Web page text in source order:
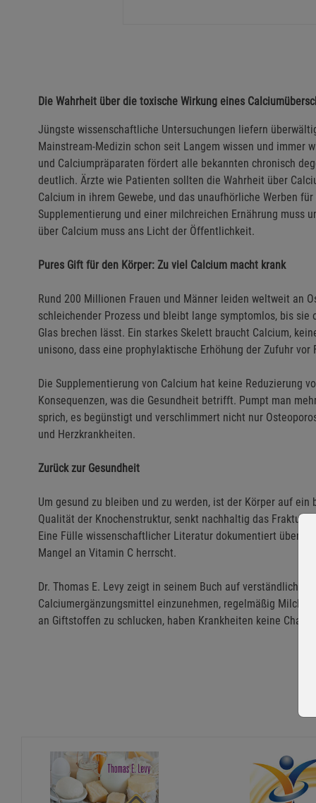
Die Wahrheit über die toxische Wirkung eines
Jüngste wissenschaftliche Untersuchungen liefern
Mainstream-Medizin schon seit Langem wissen und immer
und Calciumpräparaten fördert alle bekannten chronisch
deutlich. Ärzte wie Patienten sollten die Wahrheit über
Calcium in ihrem Gewebe, und das unaufhörliche Werben
Supplementierung und einer milchreichen Ernährung muss
über Calcium muss ans Licht der Öffentlichkeit.
Pures Gift für den Körper: Zu viel Calcium macht krank
Rund 200 Millionen Frauen und Männer leiden weltweit an
schleichender Prozess und bleibt lange symptomlos, bis
Glas brechen lässt. Ein starkes Skelett braucht Calcium,
unisono, dass eine prophylaktische Erhöhung der Zufuhr
Die Supplementierung von Calcium hat keine Reduzierung
Konsequenzen, was die Gesundheit betrifft. Pumpt man
sprich, es begünstigt und verschlimmert nicht nur
und Herzkrankheiten.
Zurück zur Gesundheit
Um gesund zu bleiben und zu werden, ist der Körper auf
Qualität der Knochenstruktur, senkt nachhaltig das
Eine Fülle wissenschaftlicher Literatur dokumentiert
Mangel an Vitamin C herrscht.
Dr. Thomas E. Levy zeigt in seinem Buch auf verständliche
Calciumergänzungsmittel einzunehmen, regelmäßig
an Giftstoffen zu schlucken, haben Krankheiten keine Chance